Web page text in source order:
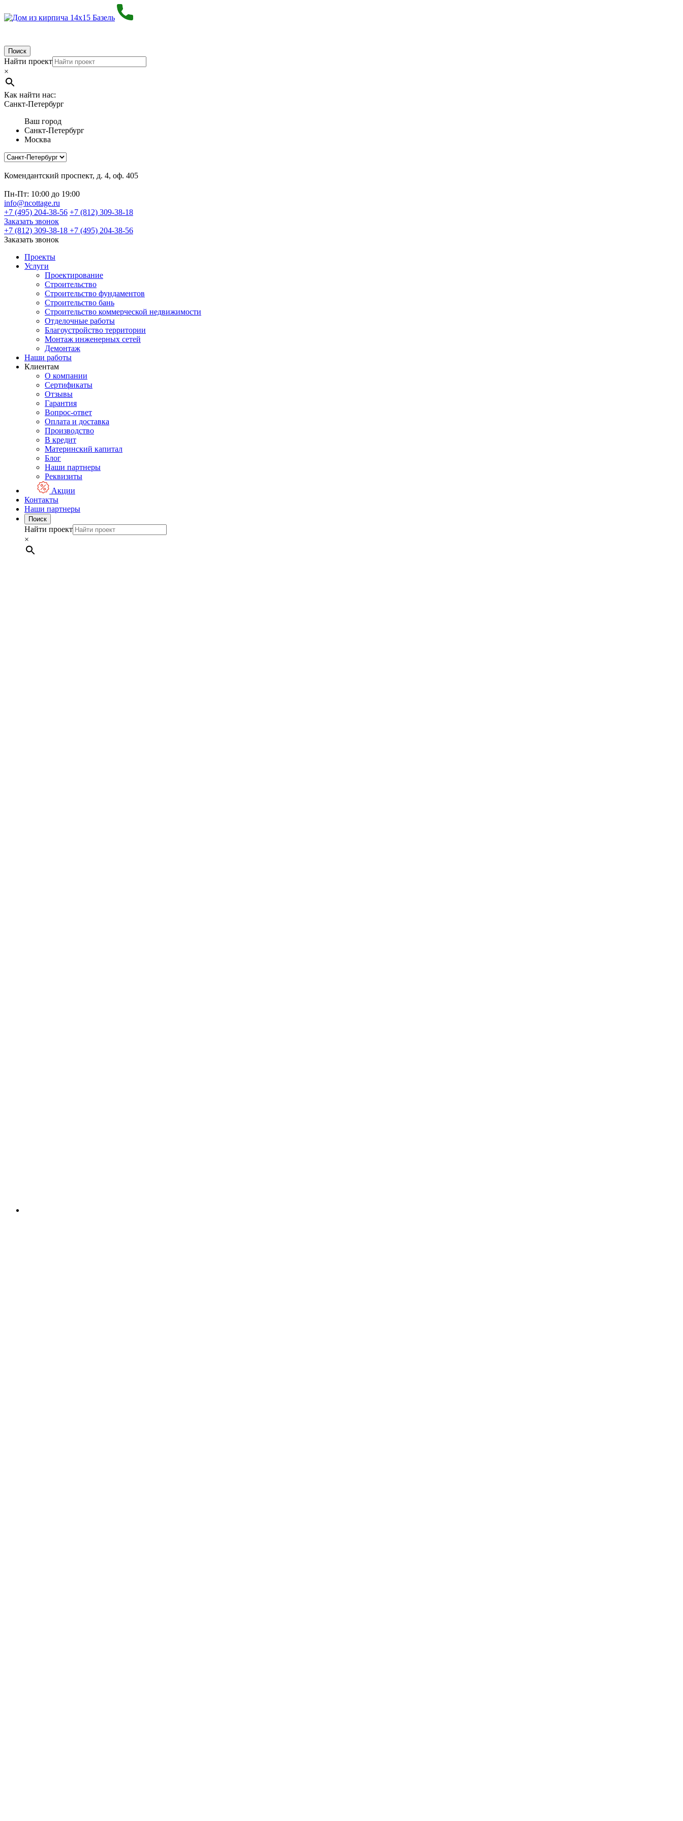
Поиск
Найти проект
×
Как найти нас:
Санкт-Петербург
Ваш город
Санкт-Петербург
Москва
Комендантский проспект, д. 4, оф. 405
Пн-Пт: 10:00 до 19:00
info@ncottage.ru
+7 (495) 204-38-56 +7 (812) 309-38-18
Заказать звонок
+7 (812) 309-38-18 +7 (495) 204-38-56
Заказать звонок
Проекты
Услуги
Проектирование
Строительство
Строительство фундаментов
Строительство бань
Строительство коммерческой недвижимости
Отделочные работы
Благоустройство территории
Монтаж инженерных сетей
Демонтаж
Наши работы
Клиентам
О компании
Сертификаты
Отзывы
Гарантия
Вопрос-ответ
Оплата и доставка
Производство
В кредит
Материнский капитал
Блог
Наши партнеры
Реквизиты
Акции
Контакты
Наши партнеры
Поиск
Найти проект
×